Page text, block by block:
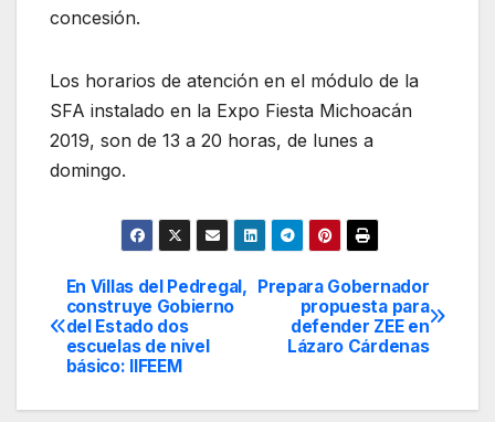
concesión.
Los horarios de atención en el módulo de la
SFA instalado en la Expo Fiesta Michoacán
2019, son de 13 a 20 horas, de lunes a
domingo.
Navegación
de
Prepara Gobernador
propuesta para
defender ZEE en
Lázaro Cárdenas
En Villas del Pedregal,
construye Gobierno
del Estado dos
escuelas de nivel
básico: IIFEEM